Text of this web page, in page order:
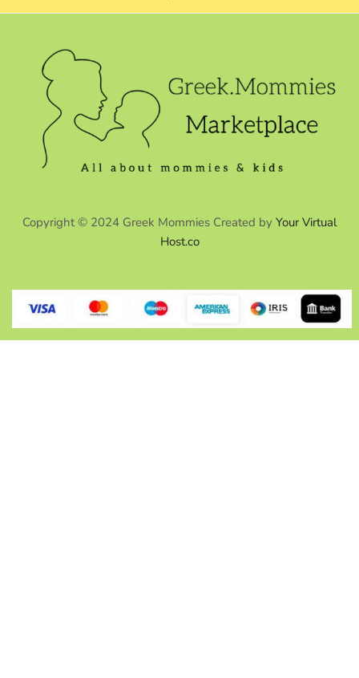
Copyright © 2024 Greek Mommies Created by Your Virtual
Host.co